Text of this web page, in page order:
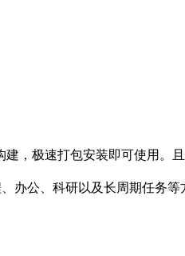
，极速打包安装即可使用。
办公、科研以及长周期任务